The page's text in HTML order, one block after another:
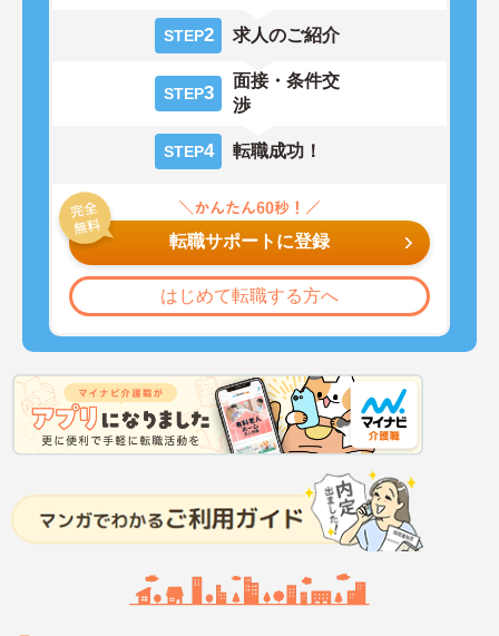
STEP2 求人のご紹介
STEP3
面接・条件交
渉
STEP4 転職成功！
転職サポートに登録
はじめて転職する方へ